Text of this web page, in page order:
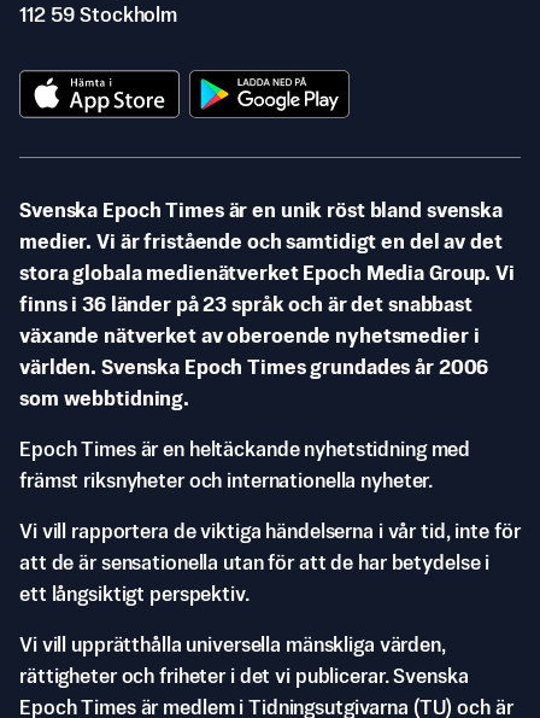
112 59 Stockholm
Svenska Epoch Times är en unik röst bland svenska
medier. Vi är fristående och samtidigt en del av det
stora globala medienätverket Epoch Media Group. Vi
finns i 36 länder på 23 språk och är det snabbast
växande nätverket av oberoende nyhetsmedier i
världen. Svenska Epoch Times grundades år 2006
som webbtidning.
Epoch Times är en heltäckande nyhetstidning med
främst riksnyheter och internationella nyheter.
Vi vill rapportera de viktiga händelserna i vår tid, inte för
att de är sensationella utan för att de har betydelse i
ett långsiktigt perspektiv.
Vi vill upprätthålla universella mänskliga värden,
rättigheter och friheter i det vi publicerar. Svenska
Epoch Times är medlem i Tidningsutgivarna (TU) och är